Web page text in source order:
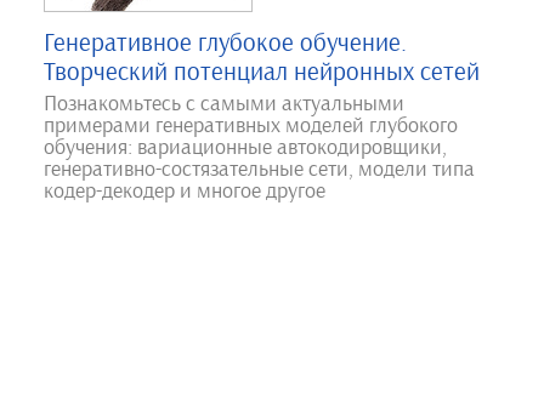
Генеративное глубокое обучение.
Творческий потенциал нейронных сетей
Познакомьтесь с самыми актуальными
примерами генеративных моделей глубокого
обучения: вариационные автокодировщики,
генеративно-состязательные сети, модели типа
кодер-декодер и многое другое